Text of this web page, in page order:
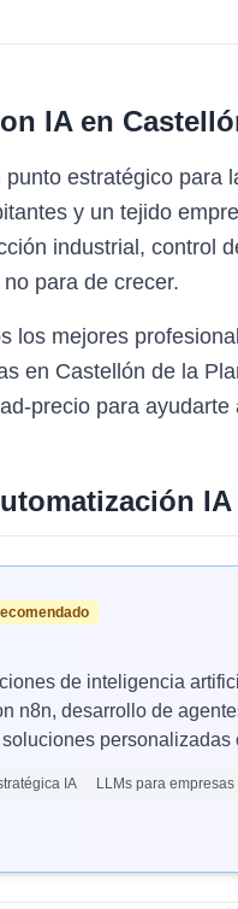
IAen
estratégico para
y un tejido
industrial, control
para de crecer.
los mejores
en Castellón de la
precio para ayudarte
IA
de inteligencia
n8n, desarrollo de
IA LLMs para empresas